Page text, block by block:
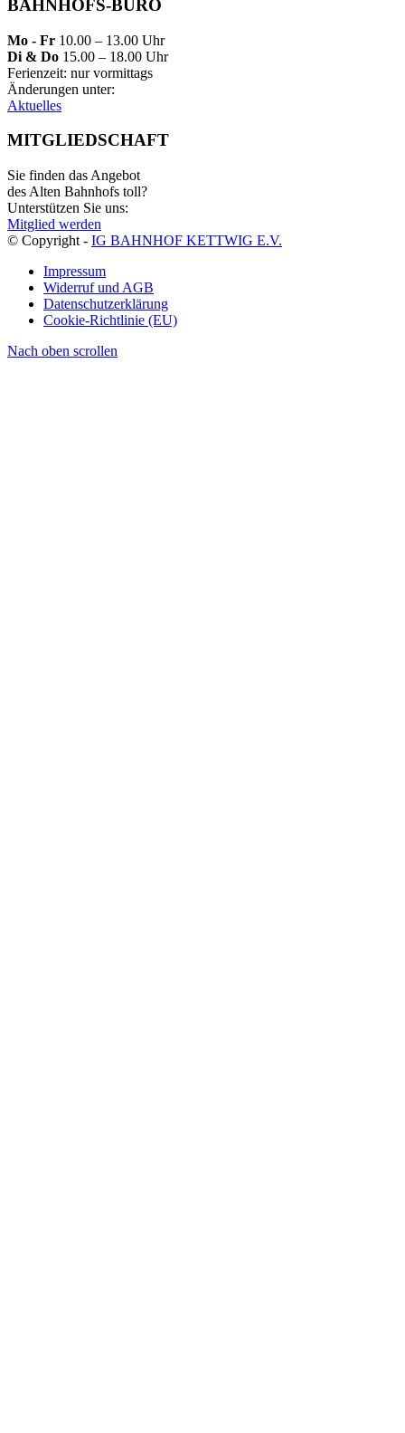
BAHNHOFS-BÜRO
Mo - Fr 10.00 – 13.00 Uhr
Di & Do 15.00 – 18.00 Uhr
Ferienzeit: nur vormittags
Änderungen unter:
Aktuelles
MITGLIEDSCHAFT
Sie finden das Angebot
des Alten Bahnhofs toll?
Unterstützen Sie uns:
Mitglied werden
© Copyright - IG BAHNHOF KETTWIG E.V.
Impressum
Widerruf und AGB
Datenschutzerklärung
Cookie-Richtlinie (EU)
Nach oben scrollen